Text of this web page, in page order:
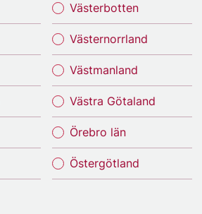
Västerbotten
Västernorrland
Västmanland
Västra Götaland
Örebro län
Östergötland